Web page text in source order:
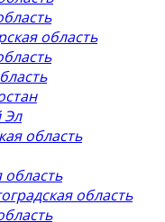
область
Эл
область
область